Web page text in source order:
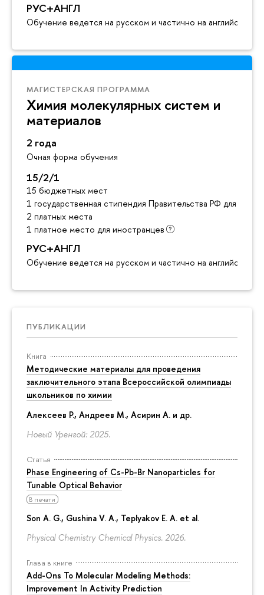
РУС+АНГЛ
Обучение ведется на русском и частично на английском
МАГИСТЕРСКАЯ ПРОГРАММА
Химия молекулярных систем и
материалов
2 года
Очная форма обучения
15/2/1
15 бюджетных мест
1 государственная стипендия Правительства РФ для
2 платных места
1 платное место для иностранцев
РУС+АНГЛ
Обучение ведется на русском и частично на английском
ПУБЛИКАЦИИ
Книга
Методические материалы для проведения
заключительного этапа Всероссийской олимпиады
школьников по химии
Алексеев Р., Андреев М., Асирин А. и др.
Новый Уренгой: 2025.
Статья
Phase Engineering of Cs-Pb-Br Nanoparticles for
Tunable Optical Behavior
В печати
Son A. G., Gushina V. A., Teplyakov E. A. et al.
Physical Chemistry Chemical Physics. 2026.
Глава в книге
Add-Ons To Molecular Modeling Methods:
Improvement In Activity Prediction